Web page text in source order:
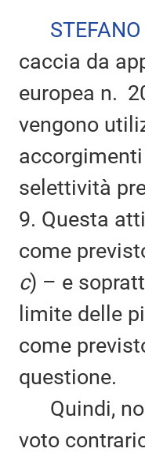
caccia da
europea n.
vengono
selettività
9. Questa
come
c) – e
limite delle
come
questione.
Quindi, noi
voto